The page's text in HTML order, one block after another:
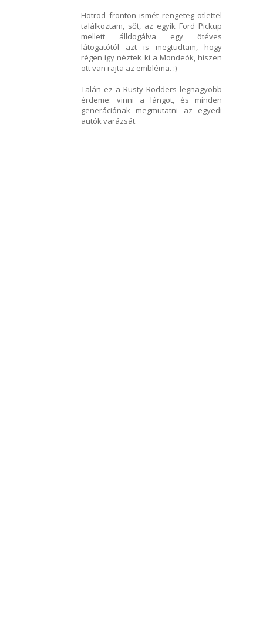
Hotrod fronton ismét rengeteg ötlettel
találkoztam, sőt, az egyik Ford Pickup
mellett álldogálva egy ötéves
látogatótól azt is megtudtam, hogy
régen így néztek ki a Mondeók, hiszen
ott van rajta az embléma. :)
Talán ez a Rusty Rodders legnagyobb
érdeme: vinni a lángot, és minden
generációnak megmutatni az egyedi
autók varázsát.